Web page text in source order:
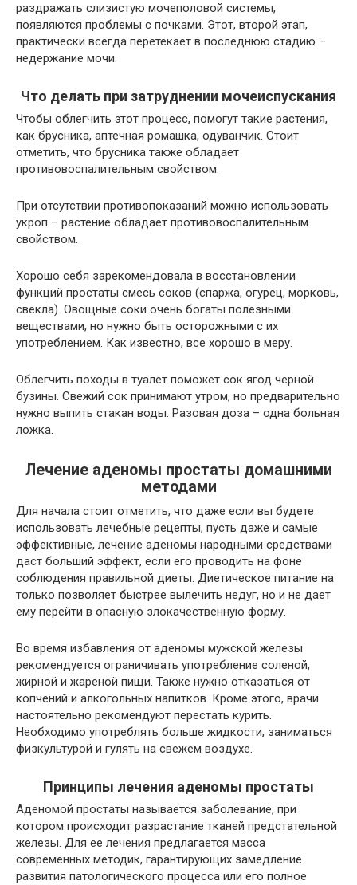
раздражать слизистую мочеполовой системы,
появляются проблемы с почками. Этот, второй этап,
практически всегда перетекает в последнюю стадию –
недержание мочи.
Что делать при затруднении мочеиспускания
Чтобы облегчить этот процесс, помогут такие растения,
как брусника, аптечная ромашка, одуванчик. Стоит
отметить, что брусника также обладает
противовоспалительным свойством.
При отсутствии противопоказаний можно использовать
укроп – растение обладает противовоспалительным
свойством.
Хорошо себя зарекомендовала в восстановлении
функций простаты смесь соков (спаржа, огурец, морковь,
свекла). Овощные соки очень богаты полезными
веществами, но нужно быть осторожными с их
употреблением. Как известно, все хорошо в меру.
Облегчить походы в туалет поможет сок ягод черной
бузины. Свежий сок принимают утром, но предварительно
нужно выпить стакан воды. Разовая доза – одна больная
ложка.
Лечение аденомы простаты домашними
методами
Для начала стоит отметить, что даже если вы будете
использовать лечебные рецепты, пусть даже и самые
эффективные, лечение аденомы народными средствами
даст больший эффект, если его проводить на фоне
соблюдения правильной диеты. Диетическое питание на
только позволяет быстрее вылечить недуг, но и не дает
ему перейти в опасную злокачественную форму.
Во время избавления от аденомы мужской железы
рекомендуется ограничивать употребление соленой,
жирной и жареной пищи. Также нужно отказаться от
копчений и алкогольных напитков. Кроме этого, врачи
настоятельно рекомендуют перестать курить.
Необходимо употреблять больше жидкости, заниматься
физкультурой и гулять на свежем воздухе.
Принципы лечения аденомы простаты
Аденомой простаты называется заболевание, при
котором происходит разрастание тканей предстательной
железы. Для ее лечения предлагается масса
современных методик, гарантирующих замедление
развития патологического процесса или его полное